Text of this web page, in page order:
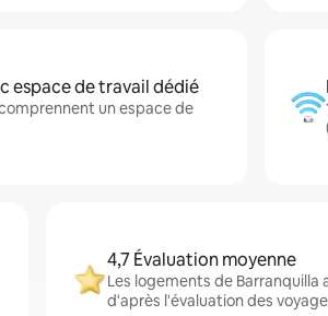
espace de travail dédié
un espace de
4,7 Évaluation moyenne
Les logements de Barranquilla
d'après l'évaluation des